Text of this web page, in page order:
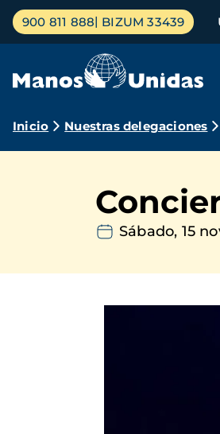
Pasar
contenido
Menú
principal
900 811 888 BIZUM 33439
Ruta
navegación
Inicio Nuestras delegaciones
Sábado, 15